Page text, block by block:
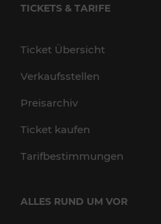
TICKETS & TARIFE
Ticket Übersicht
Verkaufsstellen
Preisarchiv
Ticket kaufen
Tarifbestimmungen
ALLES RUND UM VOR